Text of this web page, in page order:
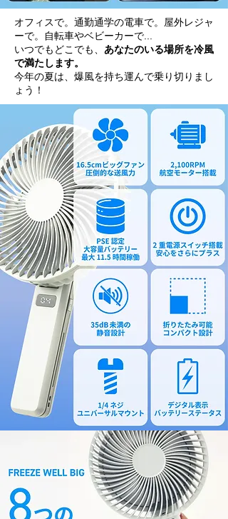
オフィスで。通勤通学の電車で。屋外レジャ
ーで。自転車やベビーカーで...
いつでもどこでも、 あなたのいる場所を冷風
で満たします。
今年の夏は、爆風を持ち運んで乗り切りまし
ょう！